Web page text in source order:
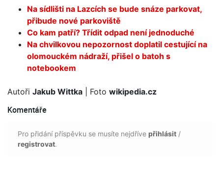
Na sídlišti na Lazcích se bude snáze parkovat,
přibude nové parkoviště
Co kam patří? Třídit odpad není jednoduché
Na chvilkovou nepozornost doplatil cestující na
olomouckém nádraží, přišel o batoh s
notebookem
Autoři Jakub Wittka | Foto wikipedia.cz
Komentáře
Pro přidání příspěvku se musíte nejdříve přihlásit /
registrovat.